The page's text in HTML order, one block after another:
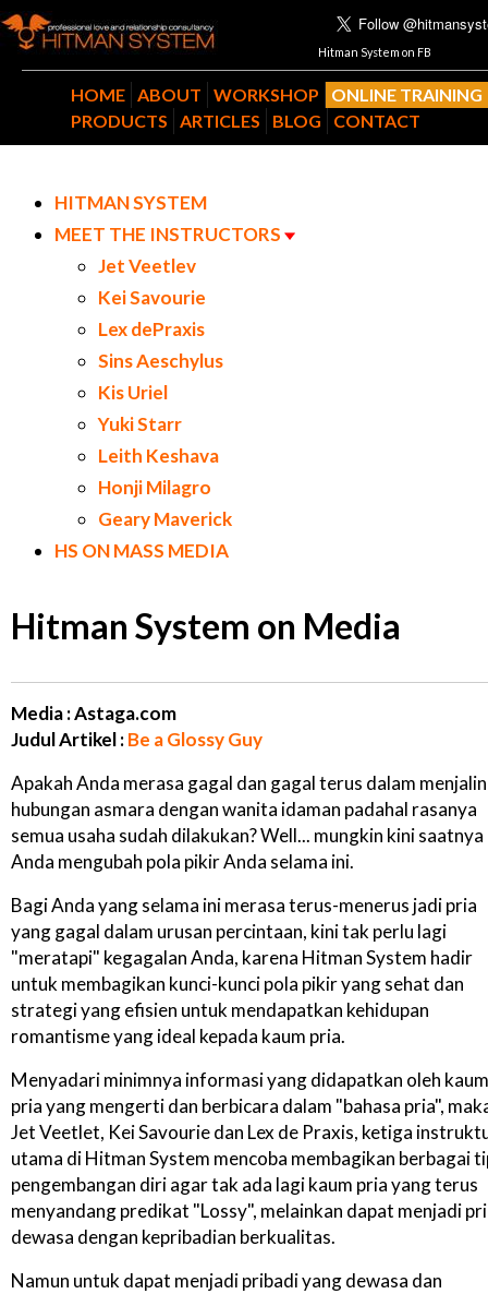
Hitman System on FB
HOME ABOUT WORKSHOP
ONLINE TRAINING
PRODUCTS
ARTICLES BLOG CONTACT
HITMAN SYSTEM
MEET THE INSTRUCTORS
Jet Veetlev
Kei Savourie
Lex dePraxis
Sins Aeschylus
Kis Uriel
Yuki Starr
Leith Keshava
Honji Milagro
Geary Maverick
HS ON MASS MEDIA
Hitman System on Media
Media : Astaga.com
Judul Artikel :Be a Glossy Guy
Apakah Anda merasa gagal dan gagal terus dalam menjalin
hubungan asmara dengan wanita idaman padahal rasanya
semua usaha sudah dilakukan? Well... mungkin kini saatnya
Anda mengubah pola pikir Anda selama ini.
Bagi Anda yang selama ini merasa terus-menerus jadi pria
yang gagal dalam urusan percintaan, kini tak perlu lagi
"meratapi" kegagalan Anda, karena Hitman System hadir
untuk membagikan kunci-kunci pola pikir yang sehat dan
strategi yang efisien untuk mendapatkan kehidupan
romantisme yang ideal kepada kaum pria.
Menyadari minimnya informasi yang didapatkan oleh kaum
pria yang mengerti dan berbicara dalam "bahasa pria",
Jet Veetlet, Kei Savourie dan Lex de Praxis, ketiga
utama di Hitman System mencoba membagikan berbagai
pengembangan diri agar tak ada lagi kaum pria yang terus
menyandang predikat "Lossy", melainkan dapat menjadi
dewasa dengan kepribadian berkualitas.
Namun untuk dapat menjadi pribadi yang dewasa dan